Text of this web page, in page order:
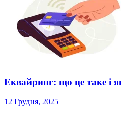
Еквайринг: що це таке і
12 Грудня, 2025